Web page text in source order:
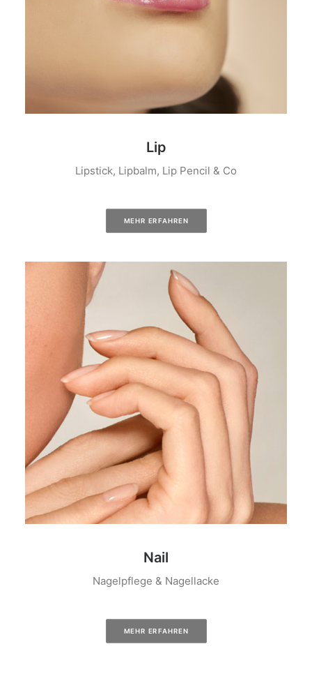
Lip
Lipstick, Lipbalm, Lip Pencil & Co
MEHR ERFAHREN
Nail
Nagelpflege & Nagellacke
MEHR ERFAHREN